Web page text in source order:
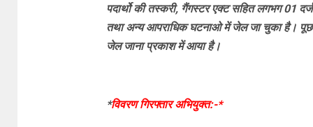
पदार्थो की तस्करी, गैंगस्टर एक्ट सहित लगभग 01
तथा अन्य आपराधिक घटनाओ में जेल जा चुका है।
जेल जाना प्रकाश में आया है।
*विवरण गिरफ्तार अभियुक्त:-*